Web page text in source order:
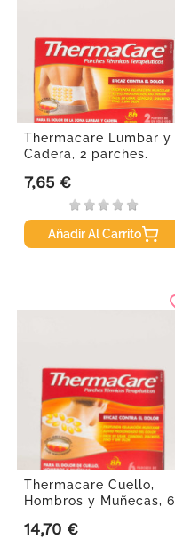
Thermacare Lumbar y
Cadera, 2 parches.
Precio
7,65 €
Añadir Al Carrito
Thermacare Cuello,
Hombros y Muñecas, 6
Precio
14,70 €